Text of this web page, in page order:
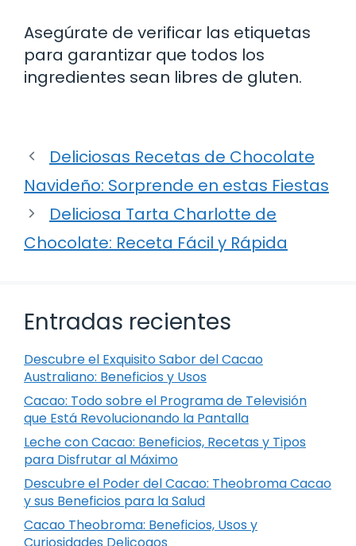
Asegúrate de verificar las etiquetas
para garantizar que todos los
ingredientes sean libres de gluten.
Deliciosas Recetas de Chocolate
Navideño: Sorprende en estas Fiestas
Deliciosa Tarta Charlotte de
Chocolate: Receta Fácil y Rápida
Entradas recientes
Descubre el Exquisito Sabor del Cacao
Australiano: Beneficios y Usos
Cacao: Todo sobre el Programa de Televisión
que Está Revolucionando la Pantalla
Leche con Cacao: Beneficios, Recetas y Tipos
para Disfrutar al Máximo
Descubre el Poder del Cacao: Theobroma Cacao
y sus Beneficios para la Salud
Cacao Theobroma: Beneficios, Usos y
Curiosidades Delicoaos